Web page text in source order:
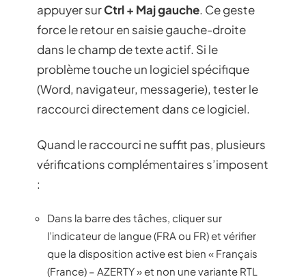
appuyer surCtrl + Maj gauche. Ce geste
force le retour en saisie gauche-droite
dans le champ de texte actif. Si le
problème touche un logiciel spécifique
(Word, navigateur, messagerie), tester le
raccourci directement dans ce logiciel.
Quand le raccourci ne suffit pas, plusieurs
vérifications complémentaires s’imposent
:
Dans la barre des tâches, cliquer sur
l’indicateur de langue (FRA ou FR) et vérifier
que la disposition active est bien « Français
(France) – AZERTY » et non une variante RTL